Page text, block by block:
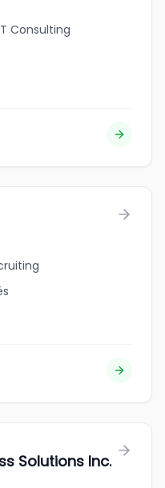
Consulting
Solutions Inc.